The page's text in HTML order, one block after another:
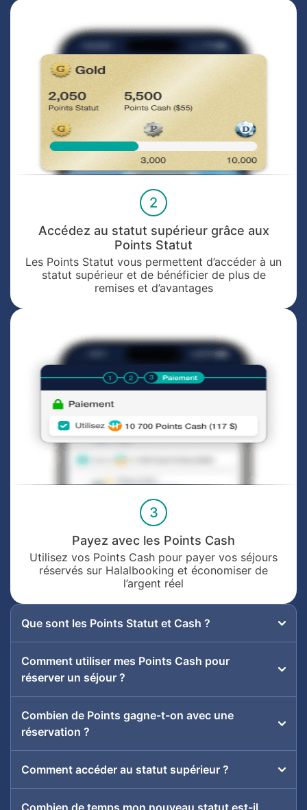
2
Accédez au statut supérieur grâce aux
Points Statut
Les Points Statut vous permettent d’accéder à un
statut supérieur et de bénéficier de plus de
remises et d’avantages
3
Payez avec les Points Cash
Utilisez vos Points Cash pour payer vos séjours
réservés sur Halalbooking et économiser de
l’argent réel
Que sont les Points Statut et Cash ?
Comment utiliser mes Points Cash pour
réserver un séjour ?
Combien de Points gagne-t-on avec une
réservation ?
Comment accéder au statut supérieur ?